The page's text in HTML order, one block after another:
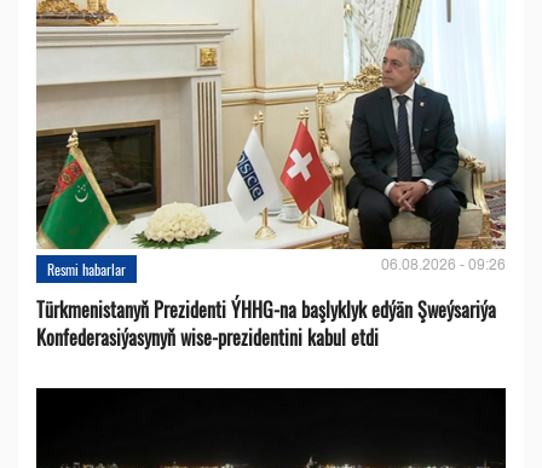
Resmi habarlar 06.08.2026 - 09:26
Türkmenistanyň Prezidenti ÝHHG-na başlyklyk edýän Şweýsariýa
Konfederasiýasynyň wise-prezidentini kabul etdi